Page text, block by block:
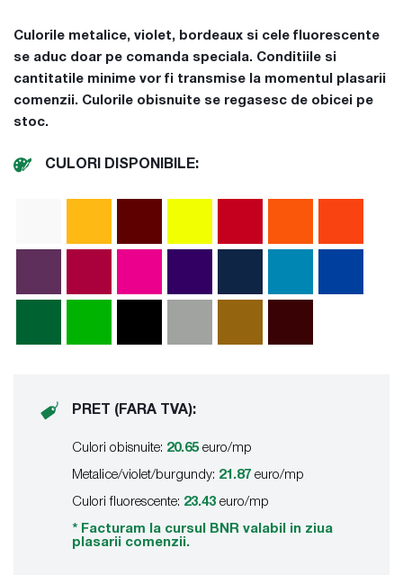
Culorile metalice, violet, bordeaux si cele fluorescente
se aduc doar pe comanda speciala. Conditiile si
cantitatile minime vor fi transmise la momentul plasarii
comenzii. Culorile obisnuite se regasesc de obicei pe
stoc.
CULORI DISPONIBILE:
PRET (FARA TVA):
Culori obisnuite: 20.65 euro/mp
Metalice/violet/burgundy: 21.87 euro/mp
Culori fluorescente: 23.43 euro/mp
* Facturam la cursul BNR valabil in ziua
plasarii comenzii.